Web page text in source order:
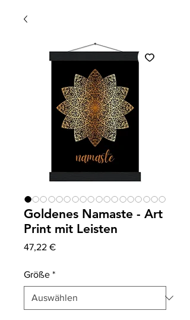
Goldenes Namaste - Art
Print mit Leisten
47,22 €Preis
Größe *